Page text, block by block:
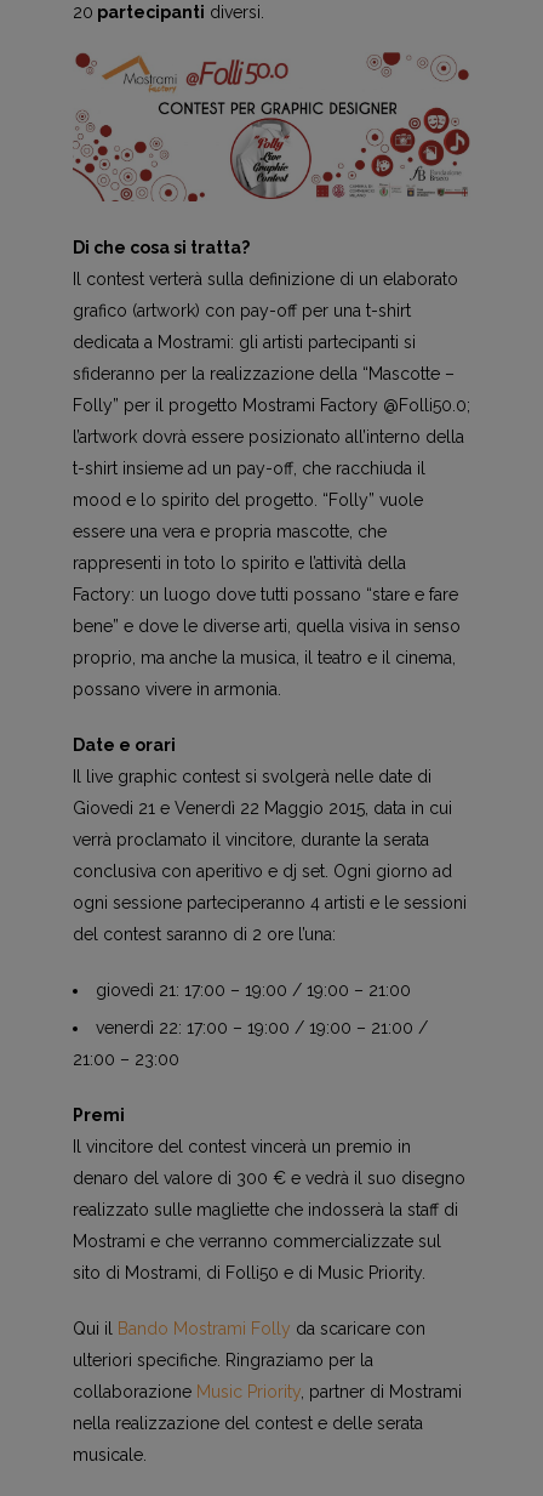
20 partecipanti diversi.
Di che cosa si tratta?
Il contest verterà sulla definizione di un elaborato
grafico (artwork) con pay-off per una t-shirt
dedicata a Mostrami: gli artisti partecipanti si
sfideranno per la realizzazione della “Mascotte –
Folly” per il progetto Mostrami Factory @Folli50.0;
l’artwork dovrà essere posizionato all’interno della
t-shirt insieme ad un pay-off, che racchiuda il
mood e lo spirito del progetto. “Folly” vuole
essere una vera e propria mascotte, che
rappresenti in toto lo spirito e l’attività della
Factory: un luogo dove tutti possano “stare e fare
bene” e dove le diverse arti, quella visiva in senso
proprio, ma anche la musica, il teatro e il cinema,
possano vivere in armonia.
Date e orari
Il live graphic contest si svolgerà nelle date di
Giovedi 21 e Venerdì 22 Maggio 2015, data in cui
verrà proclamato il vincitore, durante la serata
conclusiva con aperitivo e dj set. Ogni giorno ad
ogni sessione parteciperanno 4 artisti e le sessioni
del contest saranno di 2 ore l’una:
giovedì 21: 17:00 – 19:00 / 19:00 – 21:00
venerdì 22: 17:00 – 19:00 / 19:00 – 21:00 /
21:00 – 23:00
Premi
Il vincitore del contest vincerà un premio in
denaro del valore di 300 € e vedrà il suo disegno
realizzato sulle magliette che indosserà la staff di
Mostrami e che verranno commercializzate sul
sito di Mostrami, di Folli50 e di Music Priority.
Qui il Bando Mostrami Folly da scaricare con
ulteriori specifiche. Ringraziamo per la
collaborazione Music Priority, partner di Mostrami
nella realizzazione del contest e delle serata
musicale.